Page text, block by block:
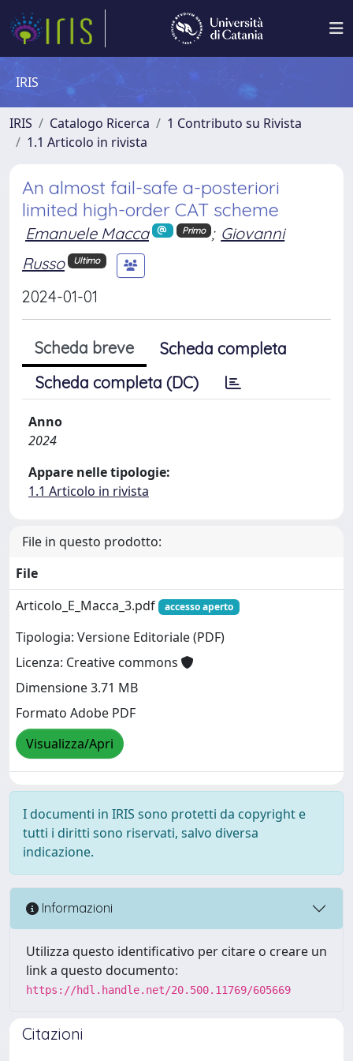
IRIS
IRIS Catalogo Ricerca
1 Contributo su Rivista
1.1 Articolo in rivista
An almost fail-safe a-posteriori
limited high-order CAT scheme
Emanuele Macca Primo ; Giovanni
Russo
Ultimo
2024-01-01
Scheda breve
Scheda completa
Scheda completa (DC)
Anno
2024
Appare nelle tipologie:
1.1 Articolo in rivista
File in questo prodotto:
File
Articolo_E_Macca_3.pdf
accesso aperto
Tipologia: Versione Editoriale (PDF)
Licenza: Creative commons
Dimensione 3.71 MB
Formato Adobe PDF
Visualizza/Apri
I documenti in IRIS sono protetti da copyright e
tutti i diritti sono riservati, salvo diversa
indicazione.
Informazioni
Utilizza questo identificativo per citare o creare un
link a questo documento:
https://hdl.handle.net/20.500.11769/605669
Citazioni